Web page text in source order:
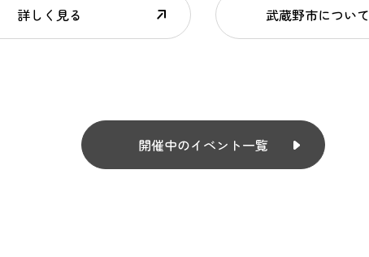
詳しく見る 武蔵野市について
開催中のイベント一覧